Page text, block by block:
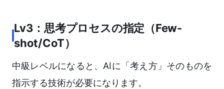
Lv3：思考プロセスの指定（Few-
shot/CoT）
中級レベルになると、AIに「考え方」そのものを
指示する技術が必要になります。